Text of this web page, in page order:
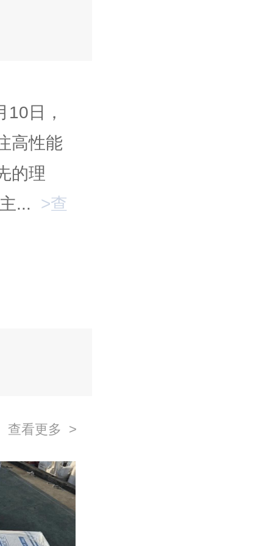
日，
高性能
的理
...
>查
查看更多 >